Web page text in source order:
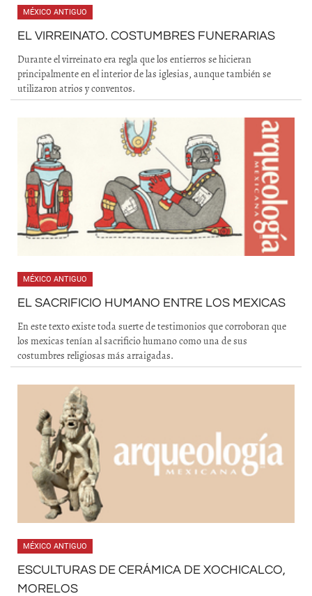
MÉXICO ANTIGUO
EL VIRREINATO. COSTUMBRES FUNERARIAS
Durante el virreinato era regla que los entierros se hicieran
principalmente en el interior de las iglesias, aunque también se
utilizaron atrios y conventos.
MÉXICO ANTIGUO
EL SACRIFICIO HUMANO ENTRE LOS MEXICAS
En este texto existe toda suerte de testimonios que corroboran que
los mexicas tenían al sacrificio humano como una de sus
costumbres religiosas más arraigadas.
MÉXICO ANTIGUO
ESCULTURAS DE CERÁMICA DE XOCHICALCO,
MORELOS